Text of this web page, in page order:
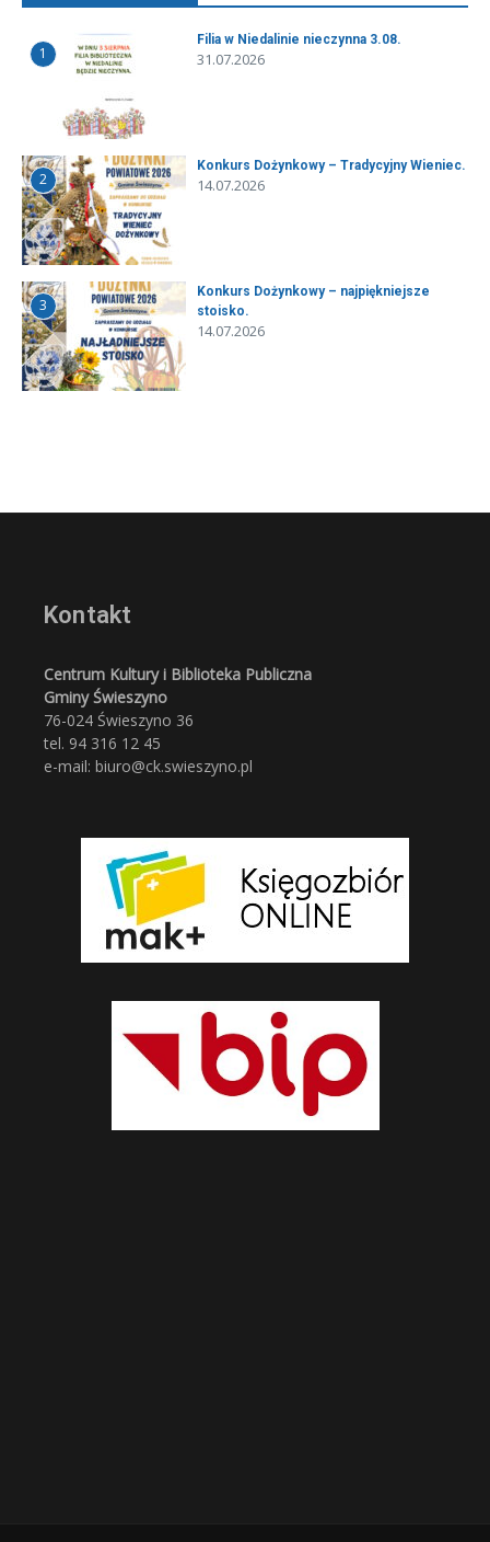
1
Filia w Niedalinie nieczynna 3.08.
31.07.2026
2
Konkurs Dożynkowy – Tradycyjny Wieniec.
14.07.2026
3
Konkurs Dożynkowy – najpiękniejsze
stoisko.
14.07.2026
Kontakt
Centrum Kultury i Biblioteka Publiczna
Gminy Świeszyno
76-024 Świeszyno 36
tel. 94 316 12 45
e-mail: biuro@ck.swieszyno.pl